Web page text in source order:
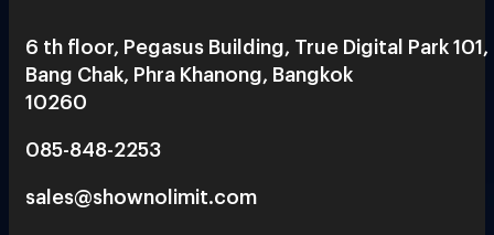
6 th floor, Pegasus Building, True Digital Park 101,
Bang Chak, Phra Khanong, Bangkok
10260
085-848-2253
sales@shownolimit.com